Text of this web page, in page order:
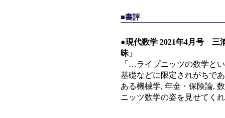
■書評
●現代数学 2021年4月号 三
昧」
「…ライプニッツの数学と
基礎などに限定されがちで
ある機械学, 年金・保険論,
ニッツ数学の姿を見せてく